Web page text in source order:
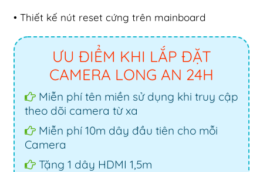
• Thiết kế nút reset cứng trên mainboard
ƯU ĐIỂM KHI LẮP ĐẶT
CAMERA LONG AN 24H
Miễn phí tên miền sử dụng khi truy cập
theo dõi camera từ xa
Miễn phí 10m dây đầu tiên cho mỗi
Camera
Tặng 1 dây HDMI 1,5m